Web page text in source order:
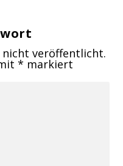
nicht veröffentlicht.
* markiert